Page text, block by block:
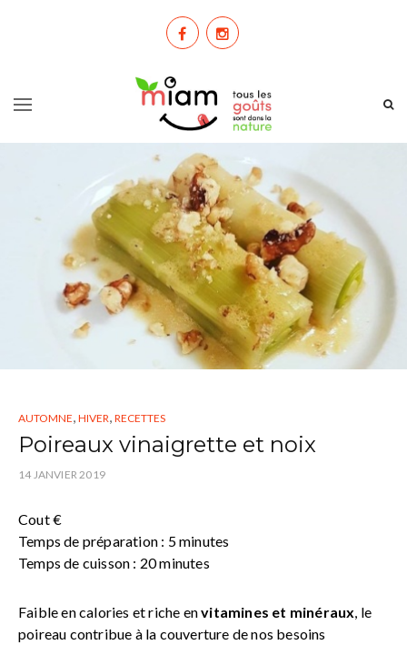
AUTOMNE, HIVER, RECETTES
Poireaux vinaigrette et noix
14 JANVIER 2019
Cout €
Temps de préparation : 5 minutes
Temps de cuisson : 20 minutes
Faible en calories et riche envitamines et minéraux, le
poireau contribue à la couverture de nos besoins